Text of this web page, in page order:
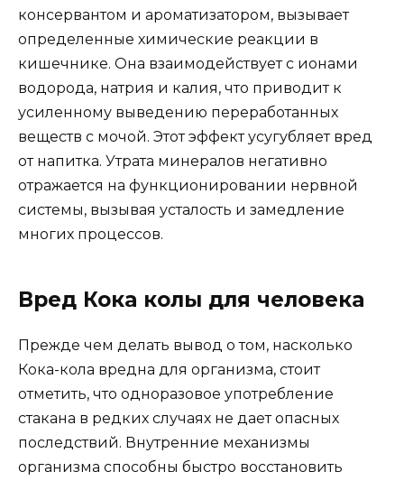
консервантом и ароматизатором, вызывает
определенные химические реакции в
кишечнике. Она взаимодействует с ионами
водорода, натрия и калия, что приводит к
усиленному выведению переработанных
веществ с мочой. Этот эффект усугубляет вред
от напитка. Утрата минералов негативно
отражается на функционировании нервной
системы, вызывая усталость и замедление
многих процессов.
Вред Кока колы для человека
Прежде чем делать вывод о том, насколько
Кока-кола вредна для организма, стоит
отметить, что одноразовое употребление
стакана в редких случаях не дает опасных
последствий. Внутренние механизмы
организма способны быстро восстановить